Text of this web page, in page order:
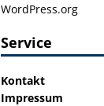
WordPress.org
Service
Kontakt
Impressum